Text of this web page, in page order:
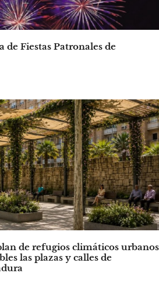
de Fiestas Patronales de
de refugios climáticos urbanos
las plazas y calles de